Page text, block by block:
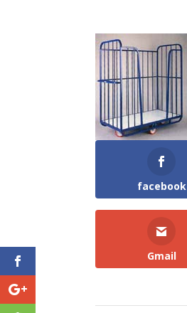
facebook
Gmail